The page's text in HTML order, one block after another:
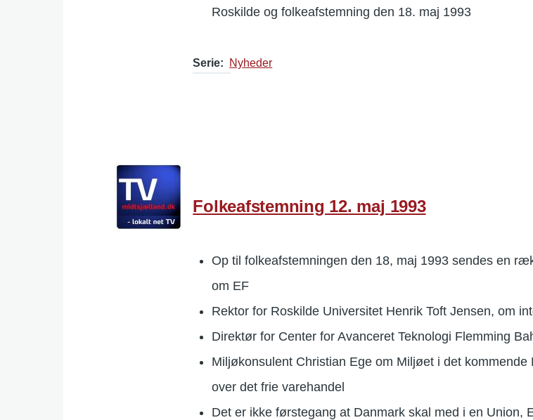
Roskilde og folkeafstemning den 18. maj 1993
Serie Nyheder
Folkeafstemning 12. maj 1993
Op til folkeafstemningen den 18, maj 1993 sendes en
om EF
Rektor for Roskilde Universitet Henrik Toft Jensen, om
Direktør for Center for Avanceret Teknologi Flemming
Miljøkonsulent Christian Ege om Miljøet i det
over det frie varehandel
Det er ikke førstegang at Danmark skal med i en Union,